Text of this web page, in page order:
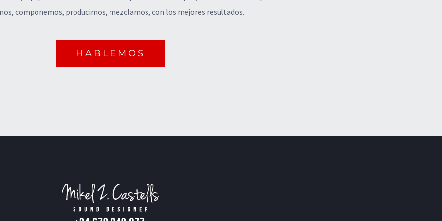
componemos, producimos, mezclamos, con los mejores resultados.
HABLEMOS